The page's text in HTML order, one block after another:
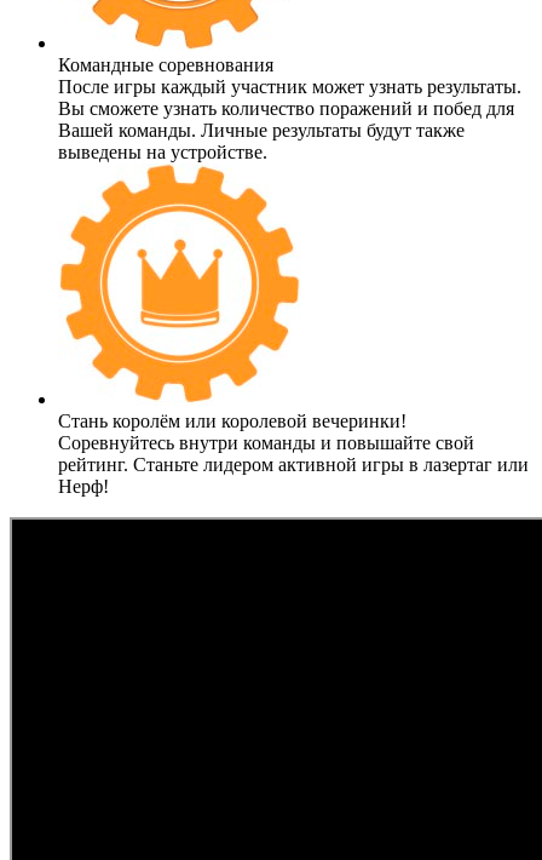
Командные соревнования
После игры каждый участник может узнать результаты.
Вы сможете узнать количество поражений и побед для
Вашей команды. Личные результаты будут также
выведены на устройстве.
Стань королём или королевой вечеринки!
Соревнуйтесь внутри команды и повышайте свой
рейтинг. Станьте лидером активной игры в лазертаг или
Нерф!